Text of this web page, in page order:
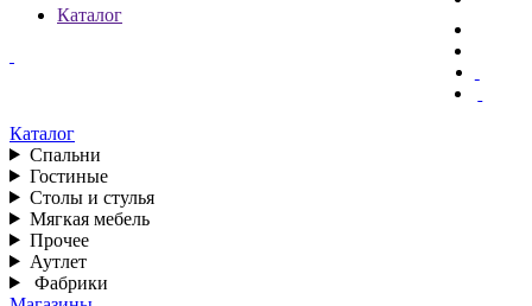
Каталог
Каталог
Спальни
Гостиные
Столы и стулья
Мягкая мебель
Прочее
Аутлет
Фабрики